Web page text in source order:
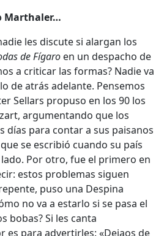
Marthaler…
les discute si alargan los
de Fígaro en un despacho de
a criticar las formas? Nadie va
de atrás adelante. Pensemos
Sellars propuso en los 90 los
argumentando que los
días para contar a sus paisanos
se escribió cuando su país
Por otro, fue el primero en
estos problemas siguen
puso una Despina
no va a estarlo si se pasa el
bobas? Si les canta
es para advertirles: «Dejaos de